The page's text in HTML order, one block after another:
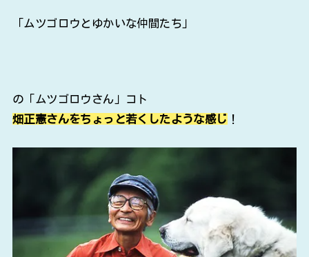
「ムツゴロウとゆかいな仲間たち」
の「ムツゴロウさん」コト
畑正憲さんをちょっと若くしたような感じ ！